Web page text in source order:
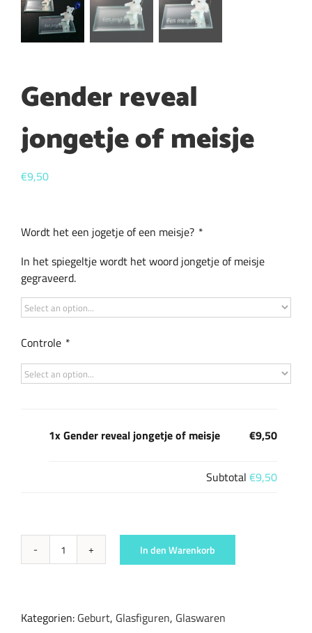
Gender reveal
jongetje of meisje
€9,50
Wordt het een jogetje of een meisje? *
In het spiegeltje wordt het woord jongetje of meisje
gegraveerd.
Controle *
1x Gender reveal jongetje of meisje €9,50
Subtotal €9,50
Gender
meisje
In den Warenkorb
Kategorien: Geburt, Glasfiguren, Glaswaren